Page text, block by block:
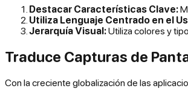
Destacar Características Clave:
Utiliza Lenguaje Centrado en el
Jerarquía Visual:Utiliza colores y
Traduce Capturas de
Con la creciente globalización de las